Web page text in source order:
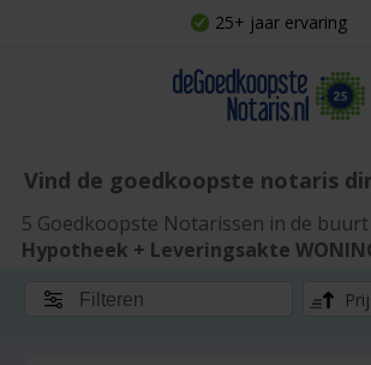
25+ jaar ervaring
Vind de goedkoopste notaris
5 Goedkoopste Notarissen in de
Hypotheek + Leveringsakte
Filteren